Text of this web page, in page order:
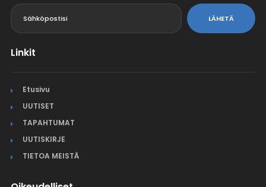
LÄHETÄ
Linkit
Etusivu
UUTISET
TAPAHTUMAT
UUTISKIRJE
TIETOA MEISTÄ